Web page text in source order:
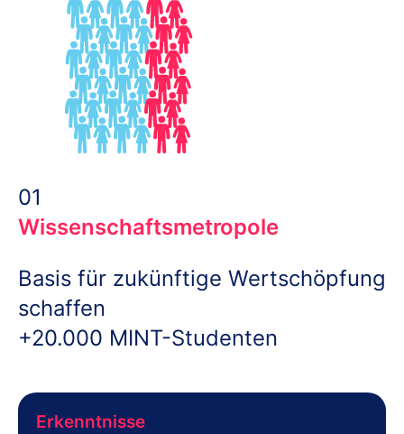
01
Wissenschaftsmetropole
Basis für zukünftige Wertschöpfung
schaffen
+20.000 MINT-Studenten
Erkenntnisse